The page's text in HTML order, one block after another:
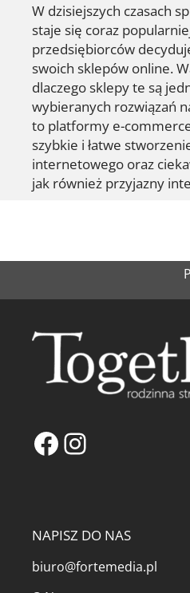
W dzisiejszych czasach
staje się coraz
przedsiębiorców
swoich sklepów online.
dlaczego sklepy te są
wybieranych rozwiązań
to platformy e-
szybkie i łatwe
internetowego oraz
jak również przyjazny
Facebook
Instagram
NAPISZ DO NAS
biuro@fortemedia.pl